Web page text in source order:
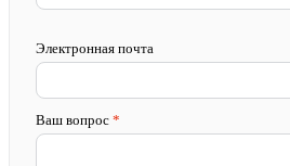
Электронная почта
Ваш вопрос *